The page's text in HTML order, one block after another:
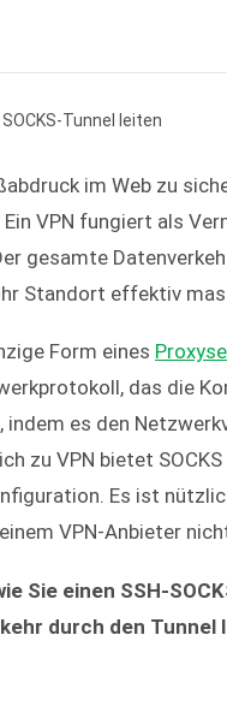
im Web zu
Ein VPN fungiert als
gesamte
Standort effektiv
Form eines
das die
es den
zu VPN bietet
Es ist
VPN-Anbieter
Sie einen SSH-
durch den Tunnel